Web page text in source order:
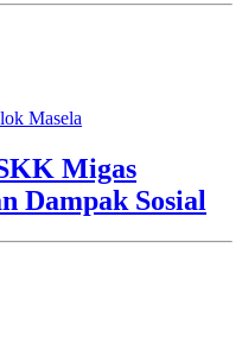
Masela
Migas
Dampak Sosial